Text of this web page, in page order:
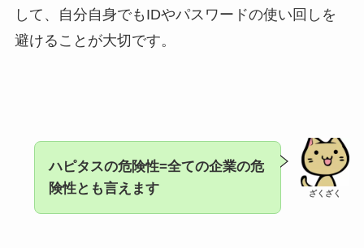
して、自分自身でもIDやパスワードの使い回しを
避けることが大切です。
ざくざく
ハピタスの危険性=全ての企業の危
険性とも言えます